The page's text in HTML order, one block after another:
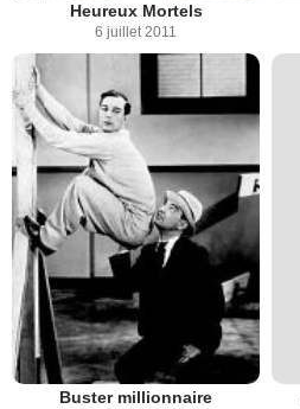
Heureux Mortels
6 juillet 2011
Buster millionnaire